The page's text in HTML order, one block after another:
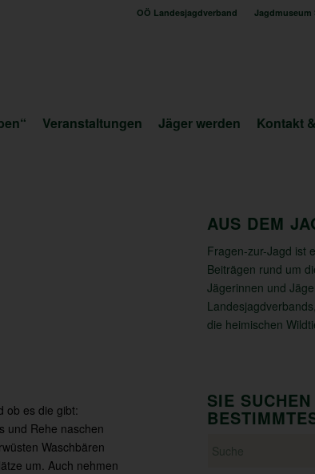
OÖ Landesjagdverband Jagdmuseum
Veranstaltungen Jäger werden Kontakt
ob es die gibt:
und Rehe naschen
Waschbären
um. Auch nehmen
AUS DEM
Fragen-zur-Jagd ist
Beiträgen rund um
Jägerinnen und
die heimischen
SIE